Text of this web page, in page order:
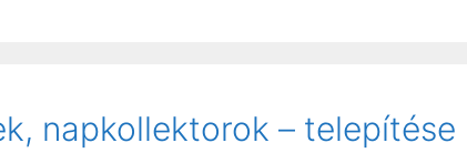
napkollektorok – telepítése